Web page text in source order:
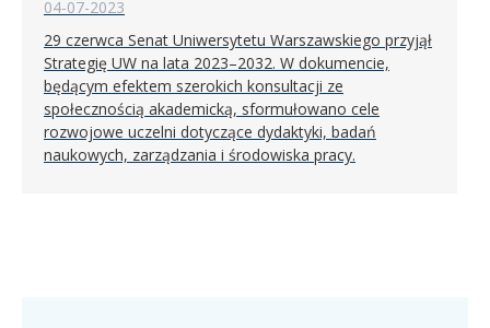
04-07-2023
29 czerwca Senat Uniwersytetu Warszawskiego przyjął
Strategię UW na lata 2023–2032. W dokumencie,
będącym efektem szerokich konsultacji ze
społecznością akademicką, sformułowano cele
rozwojowe uczelni dotyczące dydaktyki, badań
naukowych, zarządzania i środowiska pracy.